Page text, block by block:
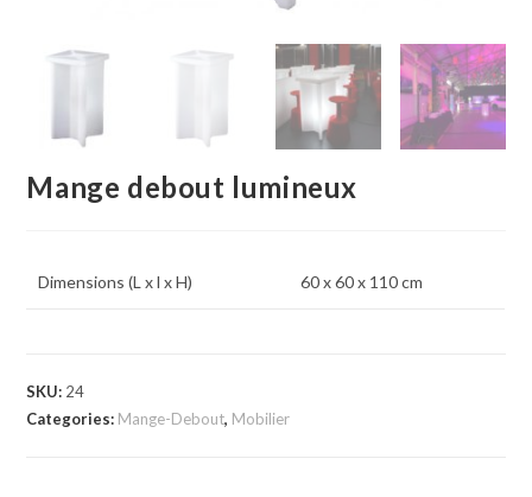
Mange debout lumineux
Dimensions (L x l x H) 60 x 60 x 110 cm
SKU: 24
Categories: Mange-Debout, Mobilier